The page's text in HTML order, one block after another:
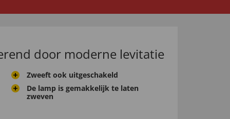
door moderne levitatie
Zweeft ook uitgeschakeld
De lamp is gemakkelijk te laten
zweven